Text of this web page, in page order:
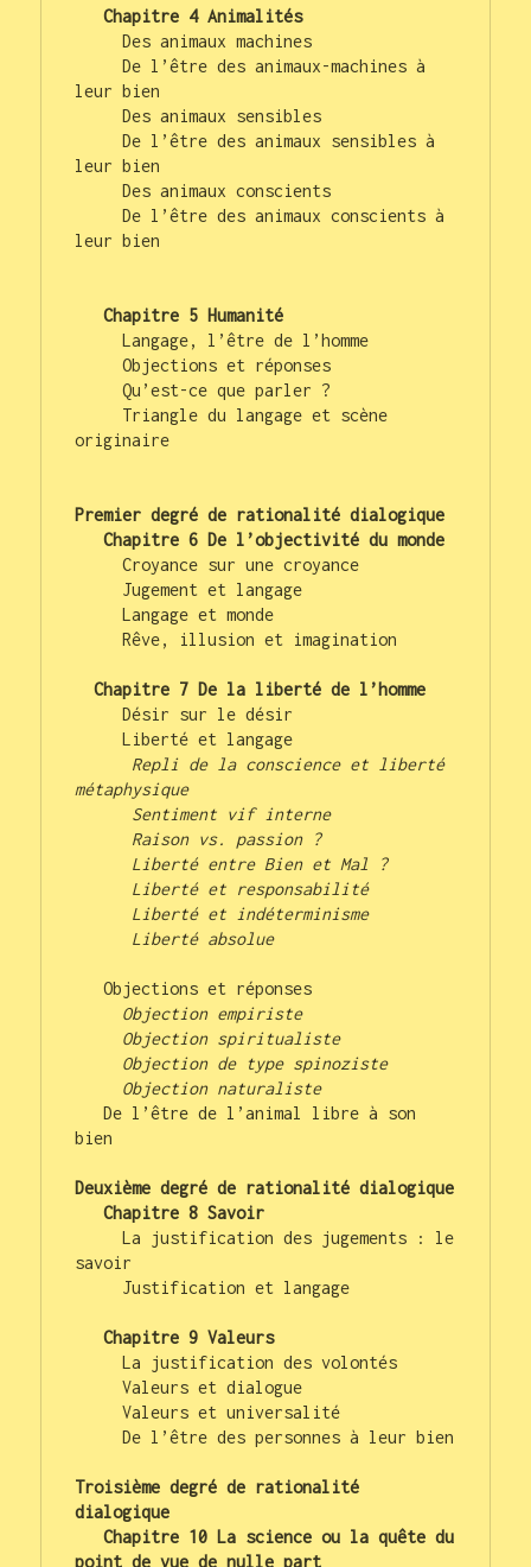
Chapitre 4 Animalités
     Des animaux machines
     De l’être des animaux-machines à
leur bien
     Des animaux sensibles
     De l’être des animaux sensibles à
leur bien
     Des animaux conscients
     De l’être des animaux conscients à
leur bien
   Chapitre 5 Humanité
     Langage, l’être de l’homme
     Objections et réponses
     Qu’est-ce que parler ?
originaire
Premier degré de rationalité dialogique
Chapitre 6 De l’objectivité du monde
     Croyance sur une croyance
     Langage et monde
     Rêve, illusion et imagination
Chapitre 7 De la liberté de l’homme
     Désir sur le désir
     Liberté et langage
Repli de la conscience et liberté
métaphysique
Sentiment vif interne
Raison vs. passion ?
Liberté entre Bien et Mal ?
Liberté et responsabilité
Liberté et indéterminisme
Liberté absolue
   Objections et réponses
Objection empiriste
Objection spiritualiste
Objection de type spinoziste
Objection naturaliste
   De l’être de l’animal libre à son
bien
Deuxième degré de rationalité dialogique
   Chapitre 8 Savoir
     La justification des jugements : le
savoir
   Chapitre 9 Valeurs
     La justification des volontés
     Valeurs et dialogue
     Valeurs et universalité
     De l’être des personnes à leur bien
Troisième degré de rationalité
dialogique
Chapitre 10 La science ou la quête du
point de vue de nulle part